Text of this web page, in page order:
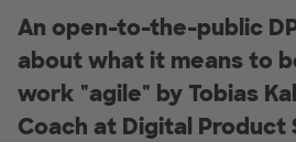
An open-to-the-public
about what it means to
work "agile" by Tobias
Coach at Digital Product